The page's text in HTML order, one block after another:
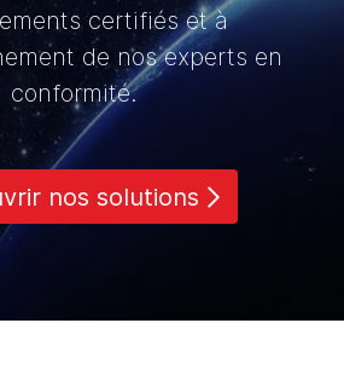
certifiés et à
de nos experts en
conformité.
nos solutions